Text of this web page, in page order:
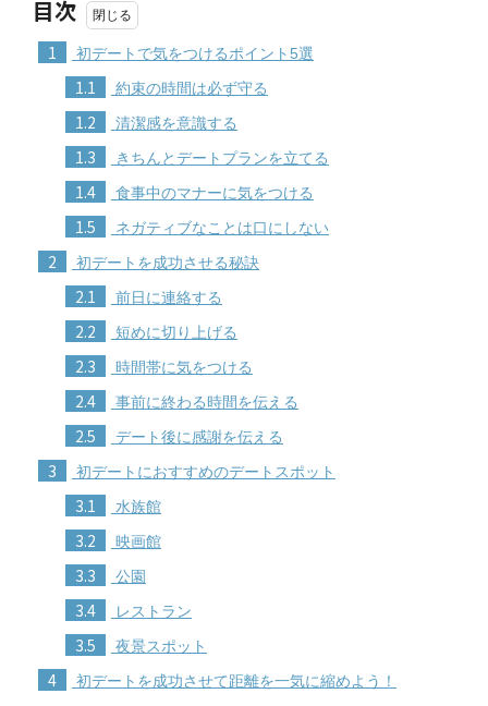
目次
1 初デートで気をつけるポイント5選
1.1 約束の時間は必ず守る
1.2 清潔感を意識する
1.3 きちんとデートプランを立てる
1.4 食事中のマナーに気をつける
1.5 ネガティブなことは口にしない
2 初デートを成功させる秘訣
2.1 前日に連絡する
2.2 短めに切り上げる
2.3 時間帯に気をつける
2.4 事前に終わる時間を伝える
2.5 デート後に感謝を伝える
3 初デートにおすすめのデートスポット
3.1 水族館
3.2 映画館
3.3 公園
3.4 レストラン
3.5 夜景スポット
4 初デートを成功させて距離を一気に縮めよう！